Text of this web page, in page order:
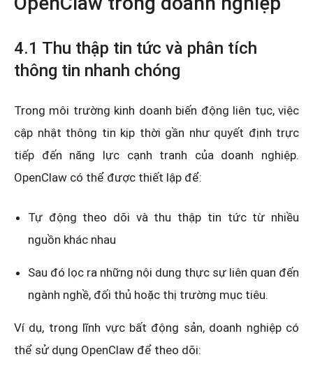
4.1 Thu thập tin tức và phân tích
thông tin nhanh chóng
Trong môi trường kinh doanh biến động liên tục, việc
cập nhật thông tin kịp thời gần như quyết định trực
tiếp đến năng lực cạnh tranh của doanh nghiệp.
OpenClaw có thể được thiết lập để:
Tự động theo dõi và thu thập tin tức từ nhiều
nguồn khác nhau
Sau đó lọc ra những nội dung thực sự liên quan đến
ngành nghề, đối thủ hoặc thị trường mục tiêu.
Ví dụ, trong lĩnh vực bất động sản, doanh nghiệp có
thể sử dụng OpenClaw để theo dõi: